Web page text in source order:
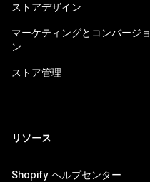
ストアデザイン
マーケティングとコンバージョ
ン
ストア管理
リソース
Shopify ヘルプセンター